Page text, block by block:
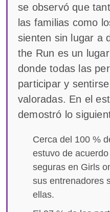
se observó que
las familias como
sienten sin lugar a
the Run es un
donde todas las
participar y
valoradas. En el
demostró lo
Cerca del 100 %
estuvo de
seguras en Girls
sus entrenadores
ellas.